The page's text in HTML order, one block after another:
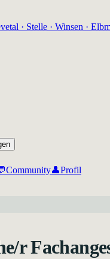
· Stelle · Winsen ·
Community👤Profil
r